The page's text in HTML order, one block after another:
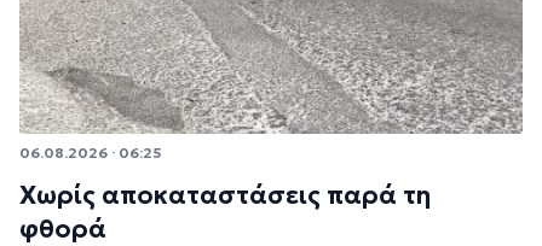
06.08.2026 · 06:25
Χωρίς αποκαταστάσεις παρά τη
φθορά